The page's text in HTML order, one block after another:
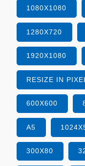
1080X1080
1280X720
1920X1080
RESIZE IN
600X600
A5
300X80